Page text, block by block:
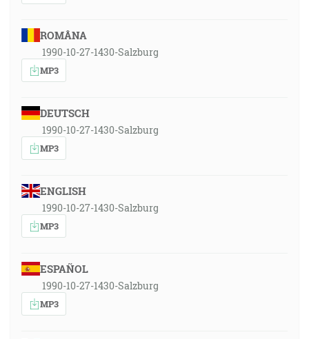
ROMÂNA
1990-10-27-1430-Salzburg
MP3
DEUTSCH
1990-10-27-1430-Salzburg
MP3
ENGLISH
1990-10-27-1430-Salzburg
MP3
ESPAÑOL
1990-10-27-1430-Salzburg
MP3